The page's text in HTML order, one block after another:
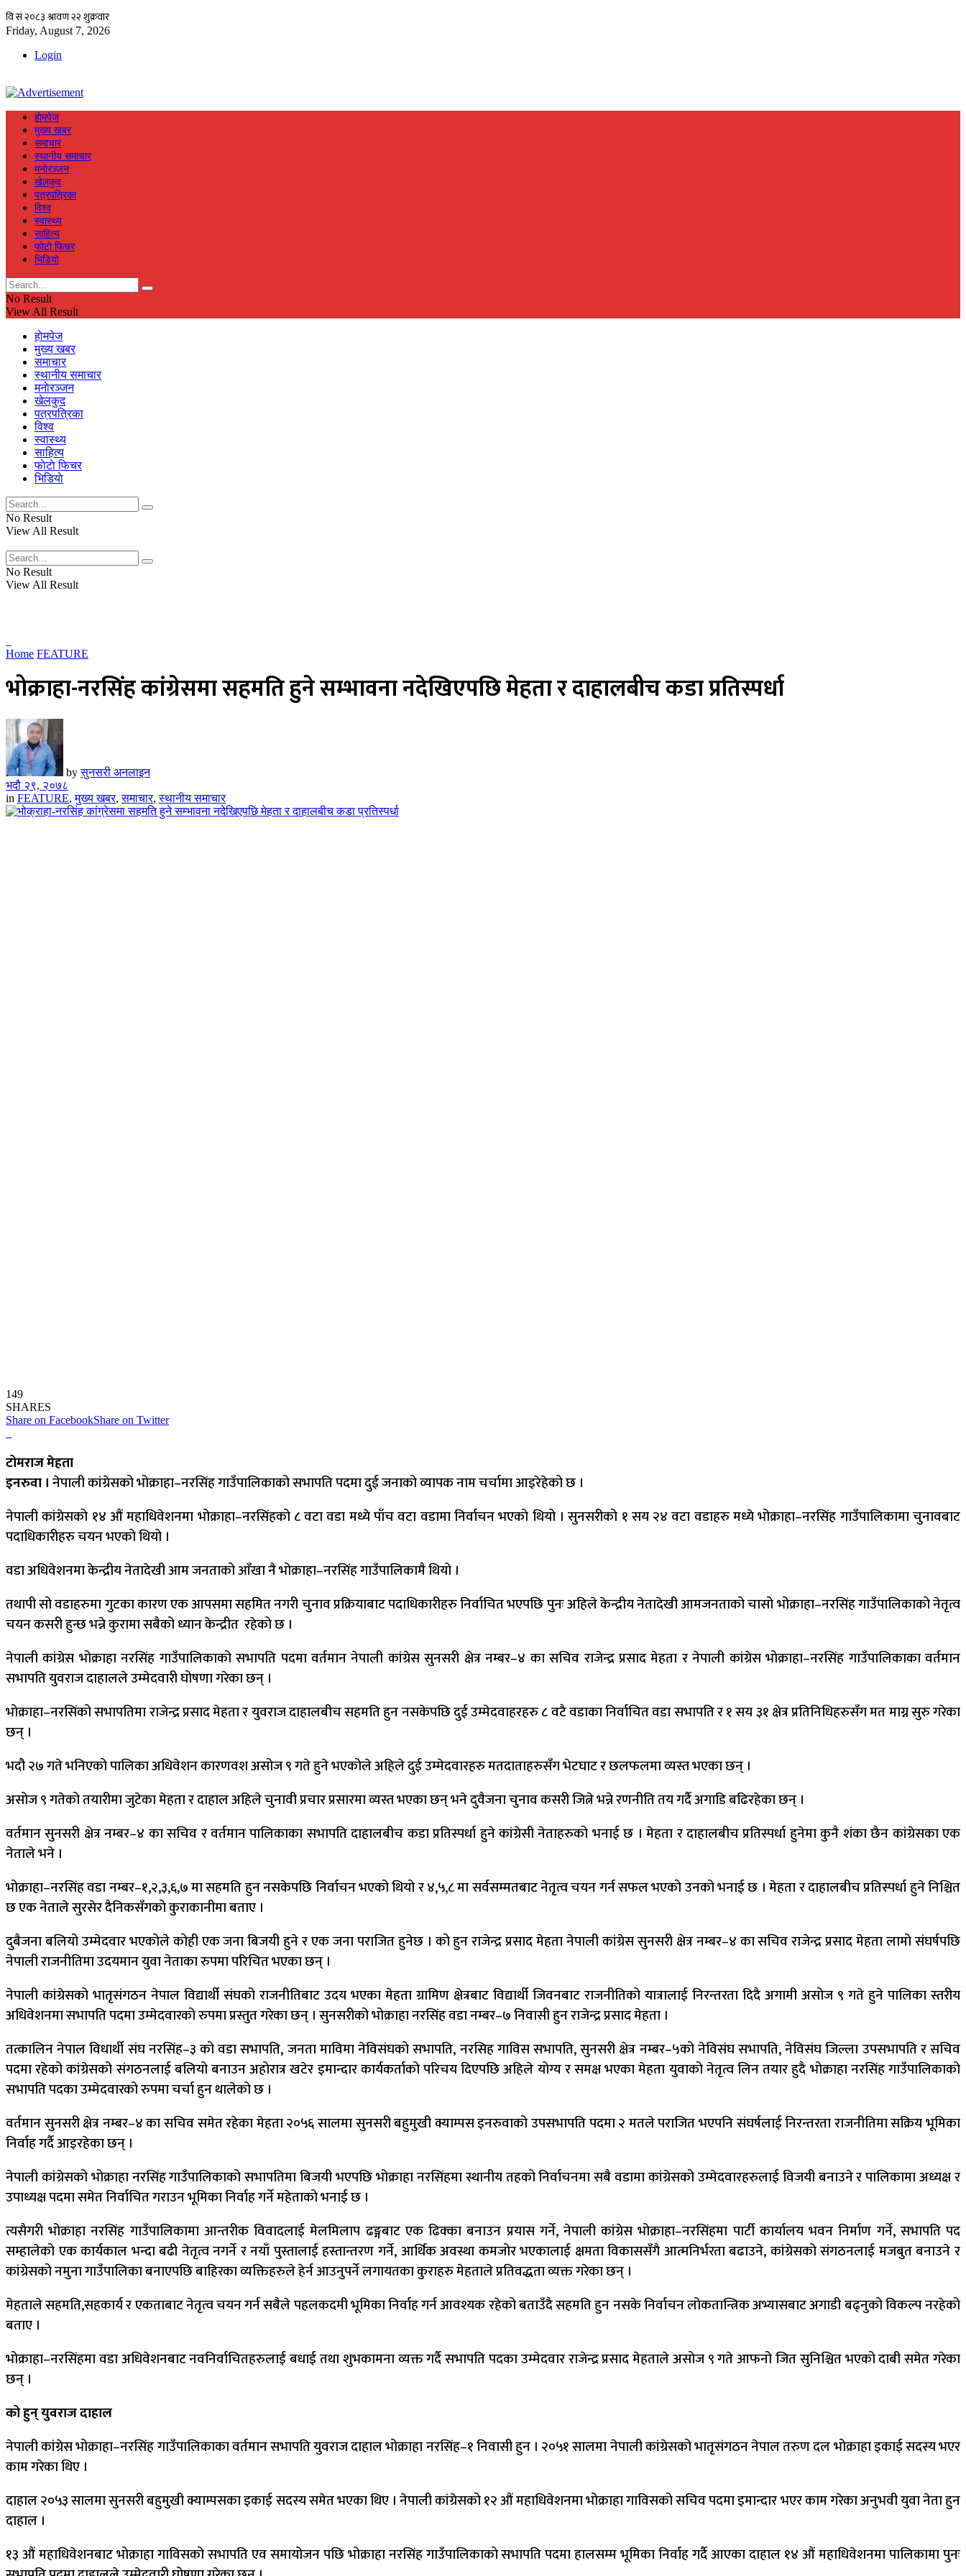
Friday, August 7, 2026
Login
हाेमपेज
मुख्य खबर
समाचार
स्थानीय समाचार
मनाेरञ्जन
खेलकुद
पत्रपत्रिका
विश्व
स्वास्थ्य
साहित्य
फाेटाे फिचर
भिडियाे
No Result
View All Result
हाेमपेज
मुख्य खबर
समाचार
स्थानीय समाचार
मनाेरञ्जन
खेलकुद
पत्रपत्रिका
विश्व
स्वास्थ्य
साहित्य
फाेटाे फिचर
भिडियाे
No Result
View All Result
No Result
View All Result
Home FEATURE
भोक्राहा-नरसिंह कांग्रेसमा सहमति हुने सम्भावना नदेखिएपछि मेहता र दाहालबीच कडा प्रतिस्पर्धा
by सुनसरी अनलाइन
भदौ २९, २०७८
in FEATURE,मुख्य खबर,समाचार,स्थानीय समाचार
149
SHARES
Share on FacebookShare on Twitter
टोमराज मेहता
इनरुवा ।नेपाली कांग्रेसको भोक्राहा–नरसिंह गाउँपालिकाको सभापति पदमा दुई जनाको व्यापक नाम चर्चामा आइरेहेको छ ।
नेपाली कांग्रेसको १४ औं महाधिवेशनमा भोक्राहा–नरसिंहको ८ वटा वडा मध्ये पाँच वटा वडामा निर्वाचन भएको थियो । सुनसरीको १ सय २४ वटा वडाहरु मध्ये भोक्राहा–नरसिंह गाउँपालिकामा चुनावबाट
पदाधिकारीहरु चयन भएको थियो ।
वडा अधिवेशनमा केन्द्रीय नेतादेखी आम जनताको आँखा नै भोक्राहा–नरसिंह गाउँपालिकामै थियो ।
तथापी सो वडाहरुमा गुटका कारण एक आपसमा सहमित नगरी चुनाव प्रक्रियाबाट पदाधिकारीहरु निर्वाचित भएपछि पुनः अहिले केन्द्रीय नेतादेखी आमजनताको चासो भोक्राहा–नरसिंह गाउँपालिकाको नेतृत्व
चयन कसरी हुन्छ भन्ने कुरामा सबैको ध्यान केन्द्रीत रहेको छ ।
नेपाली कांग्रेस भोक्राहा नरसिंह गाउँपालिकाको सभापति पदमा वर्तमान नेपाली कांग्रेस सुनसरी क्षेत्र नम्बर–४ का सचिव राजेन्द्र प्रसाद मेहता र नेपाली कांग्रेस भोक्राहा–नरसिंह गाउँपालिकाका वर्तमान
सभापति युवराज दाहालले उम्मेदवारी घोषणा गरेका छन् ।
भोक्राहा–नरसिंको सभापतिमा राजेन्द्र प्रसाद मेहता र युवराज दाहालबीच सहमति हुन नसकेपछि दुई उम्मेदवाहरहरु ८ वटै वडाका निर्वाचित वडा सभापति र १ सय ३१ क्षेत्र प्रतिनिधिहरुसँग मत माग्न सुरु गरेका
छन् ।
भदौ २७ गते भनिएको पालिका अधिवेशन कारणवश असोज ९ गते हुने भएकोले अहिले दुई उम्मेदवारहरु मतदाताहरुसँग भेटघाट र छलफलमा व्यस्त भएका छन् ।
असोज ९ गतेको तयारीमा जुटेका मेहता र दाहाल अहिले चुनावी प्रचार प्रसारमा व्यस्त भएका छन् भने दुवैजना चुनाव कसरी जित्ने भन्ने रणनीति तय गर्दै अगाडि बढिरहेका छन् ।
वर्तमान सुनसरी क्षेत्र नम्बर–४ का सचिव र वर्तमान पालिकाका सभापति दाहालबीच कडा प्रतिस्पर्धा हुने कांग्रेसी नेताहरुको भनाई छ । मेहता र दाहालबीच प्रतिस्पर्धा हुनेमा कुनै शंका छैन कांग्रेसका एक
नेताले भने ।
भोक्राहा–नरसिंह वडा नम्बर–१,२,३,६,७ मा सहमति हुन नसकेपछि निर्वाचन भएको थियो र ४,५,८ मा सर्वसम्मतबाट नेतृत्व चयन गर्न सफल भएको उनको भनाई छ । मेहता र दाहालबीच प्रतिस्पर्धा हुने निश्चित
छ एक नेताले सुरसेर दैनिकसँगको कुराकानीमा बताए ।
दुबैजना बलियो उम्मेदवार भएकोले कोही एक जना बिजयी हुने र एक जना पराजित हुनेछ । को हुन राजेन्द्र प्रसाद मेहता नेपाली कांग्रेस सुनसरी क्षेत्र नम्बर–४ का सचिव राजेन्द्र प्रसाद मेहता लामो संघर्षपछि
नेपाली राजनीतिमा उदयमान युवा नेताका रुपमा परिचित भएका छन् ।
नेपाली कांग्रेसको भातृसंगठन नेपाल विद्यार्थी संघको राजनीतिबाट उदय भएका मेहता ग्रामिण क्षेत्रबाट विद्यार्थी जिवनबाट राजनीतिको यात्रालाई निरन्तरता दिदै अगामी असोज ९ गते हुने पालिका स्तरीय
अधिवेशनमा सभापति पदमा उम्मेदवारको रुपमा प्रस्तुत गरेका छन् । सुनसरीको भोक्राहा नरसिंह वडा नम्बर–७ निवासी हुन राजेन्द्र प्रसाद मेहता ।
तत्कालिन नेपाल विधार्थी संघ नरसिंह–३ को वडा सभापति, जनता माविमा नेविसंघको सभापति, नरसिह गाविस सभापति, सुनसरी क्षेत्र नम्बर–५को नेविसंघ सभापति, नेविसंघ जिल्ला उपसभापति र सचिव
पदमा रहेको कांग्रेसको संगठनलाई बलियो बनाउन अहोरात्र खटेर इमान्दार कार्यकर्ताको परिचय दिएपछि अहिले योग्य र समक्ष भएका मेहता युवाको नेतृत्व लिन तयार हुदै भोक्राहा नरसिंह गाउँपालिकाको
सभापति पदका उम्मेदवारको रुपमा चर्चा हुन थालेको छ ।
वर्तमान सुनसरी क्षेत्र नम्बर–४ का सचिव समेत रहेका मेहता २०५६ सालमा सुनसरी बहुमुखी क्याम्पस इनरुवाको उपसभापति पदमा २ मतले पराजित भएपनि संघर्षलाई निरन्तरता राजनीतिमा सक्रिय भूमिका
निर्वाह गर्दै आइरहेका छन् ।
नेपाली कांग्रेसको भोक्राहा नरसिंह गाउँपालिकाको सभापतिमा बिजयी भएपछि भोक्राहा नरसिंहमा स्थानीय तहको निर्वाचनमा सबै वडामा कांग्रेसको उम्मेदवारहरुलाई विजयी बनाउने र पालिकामा अध्यक्ष र
उपाध्यक्ष पदमा समेत निर्वाचित गराउन भूमिका निर्वाह गर्ने महेताको भनाई छ ।
त्यसैगरी भोक्राहा नरसिंह गाउँपालिकामा आन्तरीक विवादलाई मेलमिलाप ढङ्गबाट एक ढिक्का बनाउन प्रयास गर्ने, नेपाली कांग्रेस भोक्राहा–नरसिंहमा पार्टी कार्यालय भवन निर्माण गर्ने, सभापति पद
सम्हालेको एक कार्यकाल भन्दा बढी नेतृत्व नगर्ने र नयाँ पुस्तालाई हस्तान्तरण गर्ने, आर्थिक अवस्था कमजोर भएकालाई क्षमता विकाससँगै आत्मनिर्भरता बढाउने, कांग्रेसको संगठनलाई मजबुत बनाउने र
कांग्रेसको नमुना गाउँपालिका बनाएपछि बाहिरका व्यक्तिहरुले हेर्न आउनुपर्ने लगायतका कुराहरु मेहताले प्रतिवद्धता व्यक्त गरेका छन् ।
मेहताले सहमति,सहकार्य र एकताबाट नेतृत्व चयन गर्न सबैले पहलकदमी भूमिका निर्वाह गर्न आवश्यक रहेको बताउँदै सहमति हुन नसके निर्वाचन लोकतान्त्रिक अभ्यासबाट अगाडी बढ्नुको विकल्प नरहेको
बताए ।
भोक्राहा–नरसिंहमा वडा अधिवेशनबाट नवनिर्वाचितहरुलाई बधाई तथा शुभकामना व्यक्त गर्दै सभापति पदका उम्मेदवार राजेन्द्र प्रसाद मेहताले असोज ९ गते आफनो जित सुनिश्चित भएको दाबी समेत गरेका
छन् ।
को हुन् युवराज दाहाल
नेपाली कांग्रेस भोक्राहा–नरसिंह गाउँपालिकाका वर्तमान सभापति युवराज दाहाल भोक्राहा नरसिंह–१ निवासी हुन । २०५१ सालमा नेपाली कांग्रेसको भातृसंगठन नेपाल तरुण दल भोक्राहा इकाई सदस्य भएर
काम गरेका थिए ।
दाहाल २०५३ सालमा सुनसरी बहुमुखी क्याम्पसका इकाई सदस्य समेत भएका थिए । नेपाली कांग्रेसको १२ औं महाधिवेशनमा भोक्राहा गाविसको सचिव पदमा इमान्दार भएर काम गरेका अनुभवी युवा नेता हुन
दाहाल ।
१३ औं महाधिवेशनबाट भोक्राहा गाविसको सभापति एव समायोजन पछि भोक्राहा नरसिंह गाउँपालिकाको सभापति पदमा हालसम्म भूमिका निर्वाह गर्दै आएका दाहाल १४ औं महाधिवेशनमा पालिकामा पुनः